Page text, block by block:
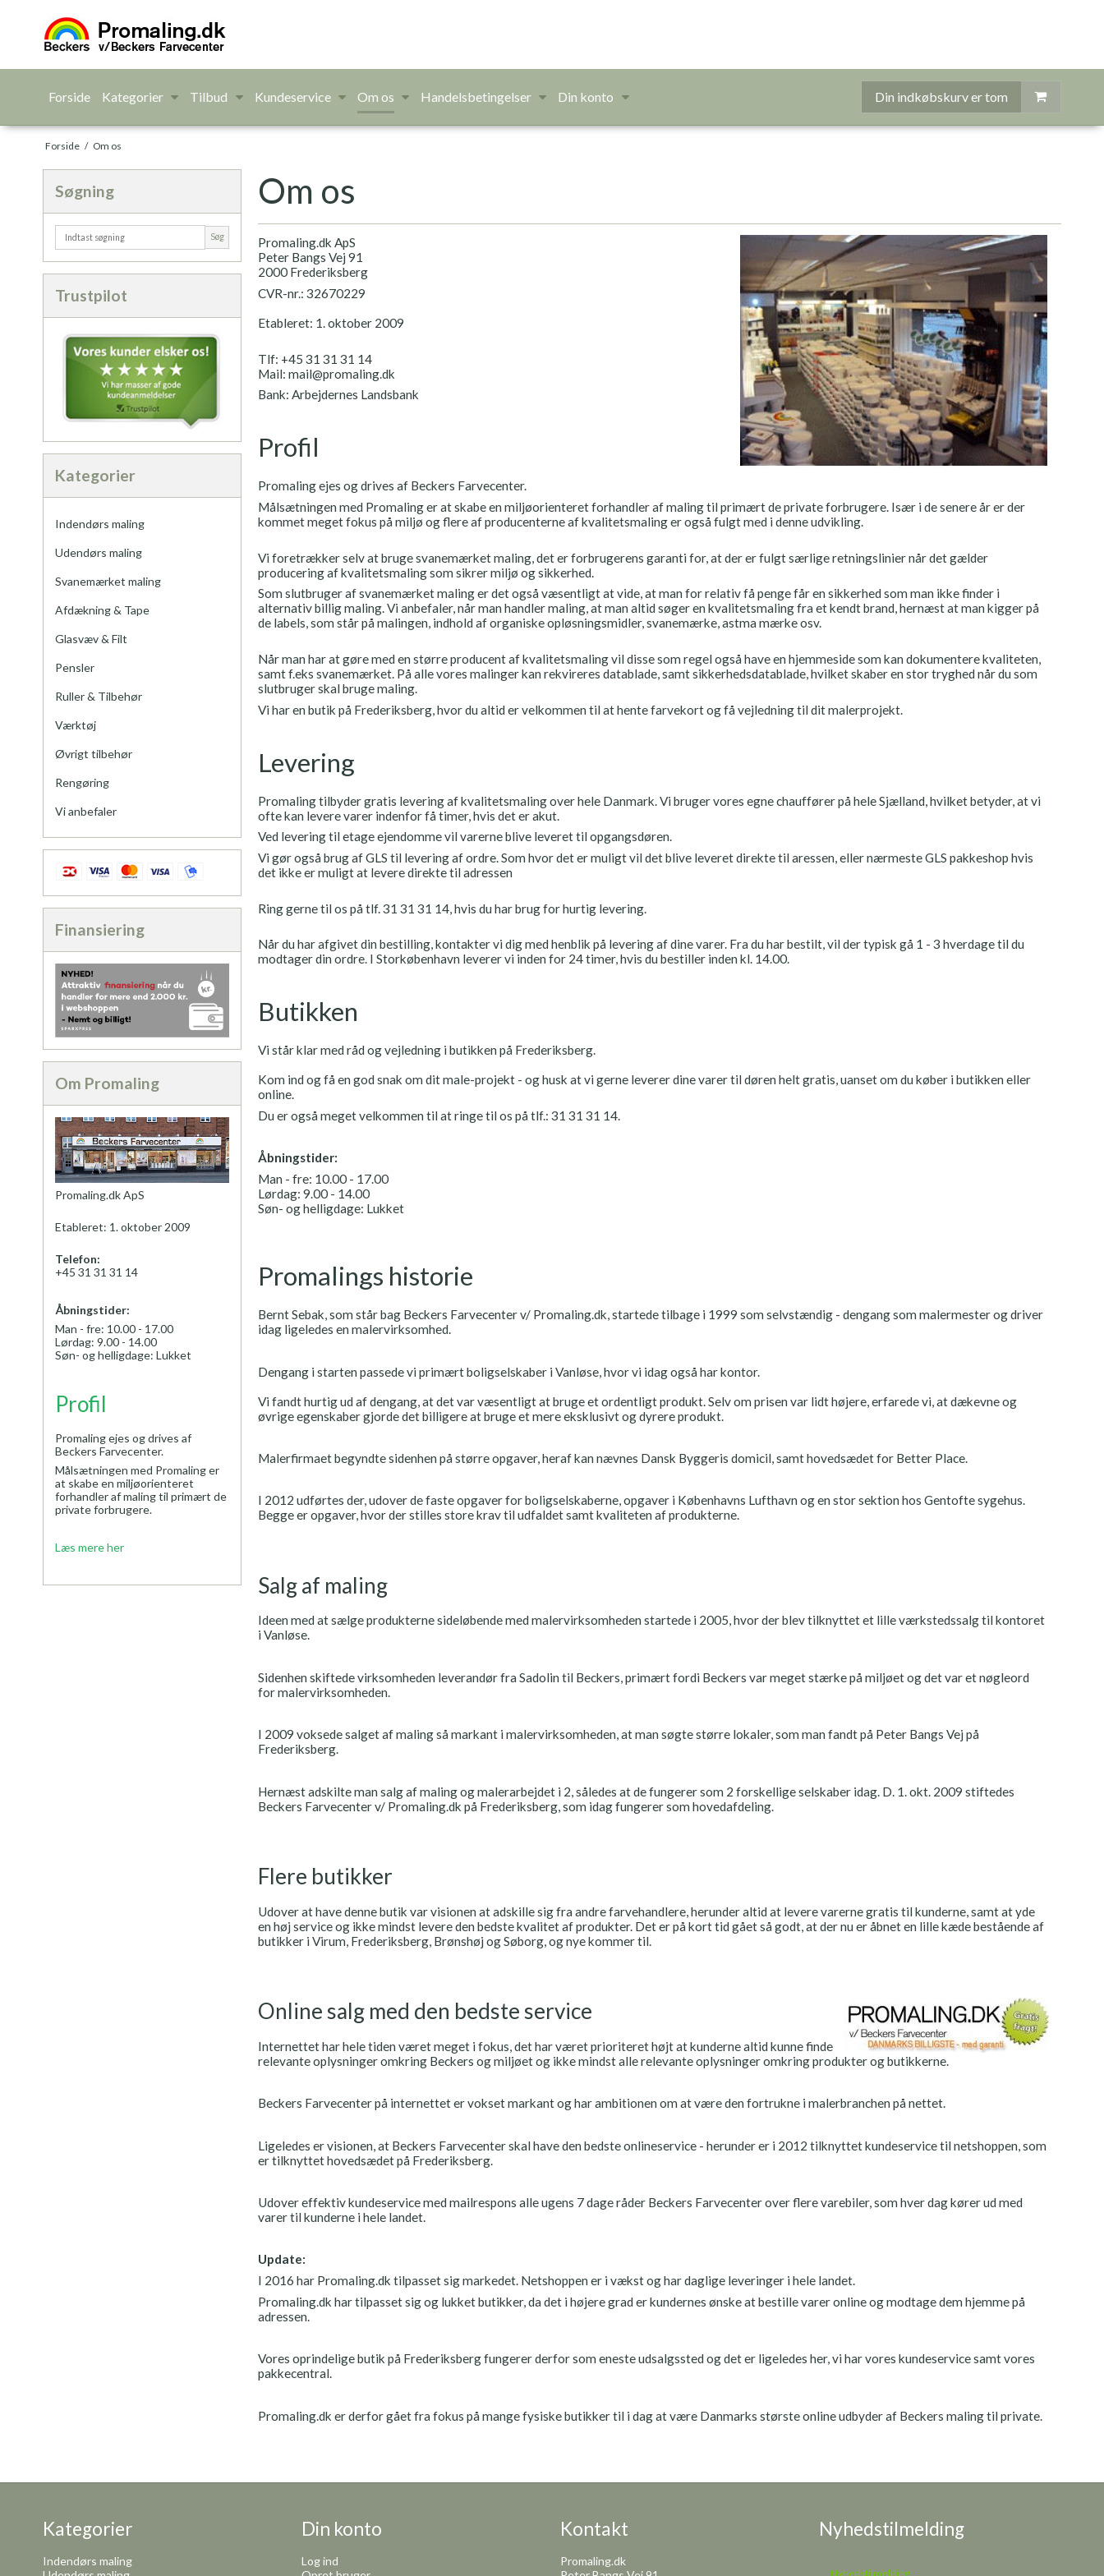
Forside Kategorier Tilbud Kundeservice Om os Handelsbetingelser Din konto Din indkøbskurv er tom
Forside / Om os
Søgning
Søg
Trustpilot
Kategorier
Indendørs maling
Udendørs maling
Svanemærket maling
Afdækning & Tape
Glasvæv & Filt
Pensler
Ruller & Tilbehør
Værktøj
Øvrigt tilbehør
Rengøring
Vi anbefaler
Finansiering
Om Promaling
Promaling.dk ApS
Etableret: 1. oktober 2009
Telefon:
+45 31 31 31 14
Åbningstider:
Man - fre: 10.00 - 17.00
Lørdag: 9.00 - 14.00
Søn- og helligdage: Lukket
Profil
Promaling ejes og drives af
Beckers Farvecenter.
Målsætningen med Promaling er
at skabe en miljøorienteret
forhandler af maling til primært de
private forbrugere.
Læs mere her
Om os
Promaling.dk ApS
Peter Bangs Vej 91
2000 Frederiksberg
CVR-nr.: 32670229
Etableret: 1. oktober 2009
Tlf: +45 31 31 31 14
Mail: mail@promaling.dk
Bank: Arbejdernes Landsbank
Profil
Promaling ejes og drives af Beckers Farvecenter.
Målsætningen med Promaling er at skabe en miljøorienteret forhandler af maling til primært de private forbrugere. Især i de senere år er der
kommet meget fokus på miljø og flere af producenterne af kvalitetsmaling er også fulgt med i denne udvikling.
Vi foretrækker selv at bruge svanemærket maling, det er forbrugerens garanti for, at der er fulgt særlige retningslinier når det gælder
producering af kvalitetsmaling som sikrer miljø og sikkerhed.
Som slutbruger af svanemærket maling er det også væsentligt at vide, at man for relativ få penge får en sikkerhed som man ikke finder i
alternativ billig maling. Vi anbefaler, når man handler maling, at man altid søger en kvalitetsmaling fra et kendt brand, hernæst at man kigger på
de labels, som står på malingen, indhold af organiske opløsningsmidler, svanemærke, astma mærke osv.
Når man har at gøre med en større producent af kvalitetsmaling vil disse som regel også have en hjemmeside som kan dokumentere kvaliteten,
samt f.eks svanemærket. På alle vores malinger kan rekvireres datablade, samt sikkerhedsdatablade, hvilket skaber en stor tryghed når du som
slutbruger skal bruge maling.
Vi har en butik på Frederiksberg, hvor du altid er velkommen til at hente farvekort og få vejledning til dit malerprojekt.
Levering
Promaling tilbyder gratis levering af kvalitetsmaling over hele Danmark. Vi bruger vores egne chauffører på hele Sjælland, hvilket betyder, at vi
ofte kan levere varer indenfor få timer, hvis det er akut.
Ved levering til etage ejendomme vil varerne blive leveret til opgangsdøren.
Vi gør også brug af GLS til levering af ordre. Som hvor det er muligt vil det blive leveret direkte til aressen, eller nærmeste GLS pakkeshop hvis
det ikke er muligt at levere direkte til adressen
Ring gerne til os på tlf. 31 31 31 14, hvis du har brug for hurtig levering.
Når du har afgivet din bestilling, kontakter vi dig med henblik på levering af dine varer. Fra du har bestilt, vil der typisk gå 1 - 3 hverdage til du
modtager din ordre. I Storkøbenhavn leverer vi inden for 24 timer, hvis du bestiller inden kl. 14.00.
Butikken
Vi står klar med råd og vejledning i butikken på Frederiksberg.
Kom ind og få en god snak om dit male-projekt - og husk at vi gerne leverer dine varer til døren helt gratis, uanset om du køber i butikken eller
online.
Du er også meget velkommen til at ringe til os på tlf.: 31 31 31 14.
Åbningstider:
Man - fre: 10.00 - 17.00
Lørdag: 9.00 - 14.00
Søn- og helligdage: Lukket
Promalings historie
Bernt Sebak, som står bag Beckers Farvecenter v/ Promaling.dk, startede tilbage i 1999 som selvstændig - dengang som malermester og driver
idag ligeledes en malervirksomhed.
Dengang i starten passede vi primært boligselskaber i Vanløse, hvor vi idag også har kontor.
Vi fandt hurtig ud af dengang, at det var væsentligt at bruge et ordentligt produkt. Selv om prisen var lidt højere, erfarede vi, at dækevne og
øvrige egenskaber gjorde det billigere at bruge et mere eksklusivt og dyrere produkt.
Malerfirmaet begyndte sidenhen på større opgaver, heraf kan nævnes Dansk Byggeris domicil, samt hovedsædet for Better Place.
I 2012 udførtes der, udover de faste opgaver for boligselskaberne, opgaver i Københavns Lufthavn og en stor sektion hos Gentofte sygehus.
Begge er opgaver, hvor der stilles store krav til udfaldet samt kvaliteten af produkterne.
Salg af maling
Ideen med at sælge produkterne sideløbende med malervirksomheden startede i 2005, hvor der blev tilknyttet et lille værkstedssalg til kontoret
i Vanløse.
Sidenhen skiftede virksomheden leverandør fra Sadolin til Beckers, primært fordi Beckers var meget stærke på miljøet og det var et nøgleord
for malervirksomheden.
I 2009 voksede salget af maling så markant i malervirksomheden, at man søgte større lokaler, som man fandt på Peter Bangs Vej på
Frederiksberg.
Hernæst adskilte man salg af maling og malerarbejdet i 2, således at de fungerer som 2 forskellige selskaber idag. D. 1. okt. 2009 stiftedes
Beckers Farvecenter v/ Promaling.dk på Frederiksberg, som idag fungerer som hovedafdeling.
Flere butikker
Udover at have denne butik var visionen at adskille sig fra andre farvehandlere, herunder altid at levere varerne gratis til kunderne, samt at yde
en høj service og ikke mindst levere den bedste kvalitet af produkter. Det er på kort tid gået så godt, at der nu er åbnet en lille kæde bestående af
butikker i Virum, Frederiksberg, Brønshøj og Søborg, og nye kommer til.
Online salg med den bedste service
Internettet har hele tiden været meget i fokus, det har været prioriteret højt at kunderne altid kunne finde
relevante oplysninger omkring Beckers og miljøet og ikke mindst alle relevante oplysninger omkring produkter og butikkerne.
Beckers Farvecenter på internettet er vokset markant og har ambitionen om at være den fortrukne i malerbranchen på nettet.
Ligeledes er visionen, at Beckers Farvecenter skal have den bedste onlineservice - herunder er i 2012 tilknyttet kundeservice til netshoppen, som
er tilknyttet hovedsædet på Frederiksberg.
Udover effektiv kundeservice med mailrespons alle ugens 7 dage råder Beckers Farvecenter over flere varebiler, som hver dag kører ud med
varer til kunderne i hele landet.
Update:
I 2016 har Promaling.dk tilpasset sig markedet. Netshoppen er i vækst og har daglige leveringer i hele landet.
Promaling.dk har tilpasset sig og lukket butikker, da det i højere grad er kundernes ønske at bestille varer online og modtage dem hjemme på
adressen.
Vores oprindelige butik på Frederiksberg fungerer derfor som eneste udsalgssted og det er ligeledes her, vi har vores kundeservice samt vores
pakkecentral.
Promaling.dk er derfor gået fra fokus på mange fysiske butikker til i dag at være Danmarks største online udbyder af Beckers maling til private.
Kategorier
Indendørs maling
Din konto
Log ind
Kontakt
Promaling.dk
Nyhedstilmelding
Nyhedstilmelding